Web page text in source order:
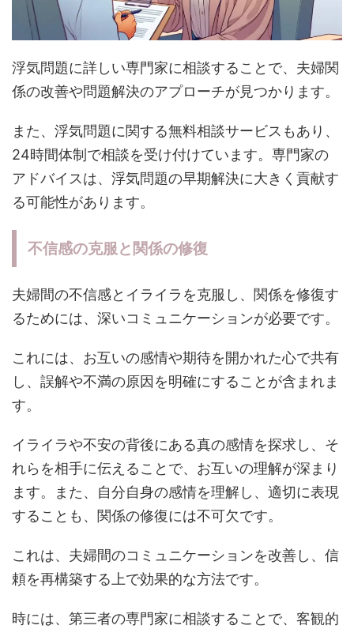
浮気問題に詳しい専門家に相談することで、夫婦関
係の改善や問題解決のアプローチが見つかります。
また、浮気問題に関する無料相談サービスもあり、
24時間体制で相談を受け付けています。専門家の
アドバイスは、浮気問題の早期解決に大きく貢献す
る可能性があります。
不信感の克服と関係の修復
夫婦間の不信感とイライラを克服し、関係を修復す
るためには、深いコミュニケーションが必要です。
これには、お互いの感情や期待を開かれた心で共有
し、誤解や不満の原因を明確にすることが含まれま
す。
イライラや不安の背後にある真の感情を探求し、そ
れらを相手に伝えることで、お互いの理解が深まり
ます。また、自分自身の感情を理解し、適切に表現
することも、関係の修復には不可欠です。
これは、夫婦間のコミュニケーションを改善し、信
頼を再構築する上で効果的な方法です。
時には、第三者の専門家に相談することで、客観的